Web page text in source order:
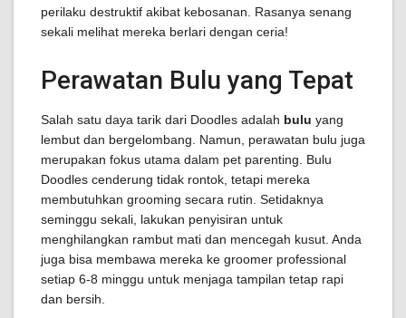
perilaku destruktif akibat kebosanan. Rasanya senang
sekali melihat mereka berlari dengan ceria!
Perawatan Bulu yang Tepat
Salah satu daya tarik dari Doodles adalah bulu yang
lembut dan bergelombang. Namun, perawatan bulu juga
merupakan fokus utama dalam pet parenting. Bulu
Doodles cenderung tidak rontok, tetapi mereka
membutuhkan grooming secara rutin. Setidaknya
seminggu sekali, lakukan penyisiran untuk
menghilangkan rambut mati dan mencegah kusut. Anda
juga bisa membawa mereka ke groomer professional
setiap 6-8 minggu untuk menjaga tampilan tetap rapi
dan bersih.